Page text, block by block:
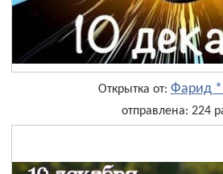
Открытка от: Фарид
отправлена: 224